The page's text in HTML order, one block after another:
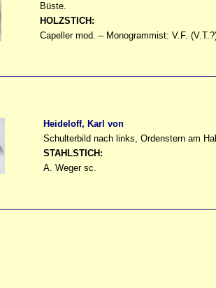
Büste.
HOLZSTICH:
Capeller mod. – Monogrammist: V.F.
Heideloff, Karl von
Schulterbild nach links, Ordenstern am
STAHLSTICH:
A. Weger sc.